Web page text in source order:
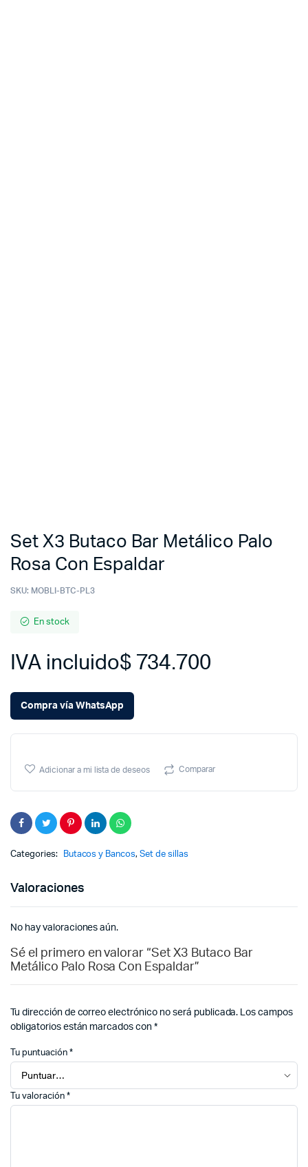
Set X3 Butaco Bar Metálico Palo
Rosa Con Espaldar
SKU: MOBLI-BTC-PL3
En stock
$734.700
IVA incluido
Compra vía WhatsApp
Adicionar a mi lista de deseos Comparar
Categories: Butacos y Bancos,Set de sillas
Valoraciones
No hay valoraciones aún.
Sé el primero en valorar “Set X3 Butaco Bar
Metálico Palo Rosa Con Espaldar”
Tu dirección de correo electrónico no será publicada. Los campos
obligatorios están marcados con*
Tu puntuación *
Tu valoración *